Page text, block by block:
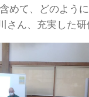
めて、どのよう
さん、充実した